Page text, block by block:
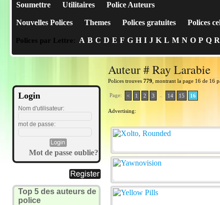
Soumettre Utilitaires Police Auteurs
Nouvelles Polices Themes Polices gratuites Polices
Polices par Lettre: A B C D E F G H I J K L M N O P Q R
Login
Nom d'utilisateur:
mot de passe:
Mot de passe oublie?
Top 5 des auteurs de
police
Auteur # Ray Larabie
Polices trouves 779 , montrant la page 16 de 16
Page: < 1 2 3 14 15 16
Advertising: